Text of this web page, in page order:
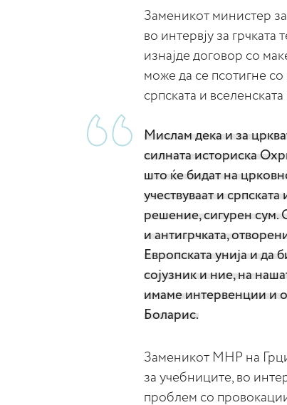
Заменикот министер
во интервју за грчката
изнајде договор со
може да се псотигне
српската и вселенската
Мислам дека и за
силната историска
што ќе бидат на
учествуваат и
решение, сигурен сум.
и антигрчката,
Европската унија и да
сојузник и ние, на
имаме интервенции и
Боларис.
Заменикот МНР на
за учебниците, во
проблем со